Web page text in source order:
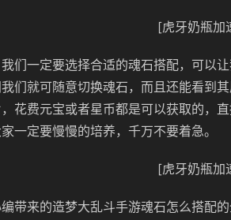
[虎牙奶瓶加
们一定要选择合适的魂石搭配，可以
们就可随意切换魂石，而且还能看到
花费元宝或者星币都是可以获取的，
一定要慢慢的培养，千万不要着急。
[虎牙奶瓶加
带来的造梦大乱斗手游魂石怎么搭配